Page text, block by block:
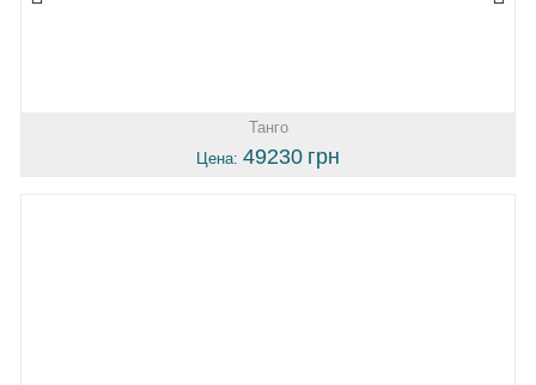
Танго
Цена: 49230 грн